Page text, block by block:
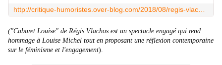
("Cabaret Louise" de Régis Vlachos est un spectacle engagé qui rend
hommage à Louise Michel tout en proposant une réflexion contemporaine
sur le féminisme et l'engagement).